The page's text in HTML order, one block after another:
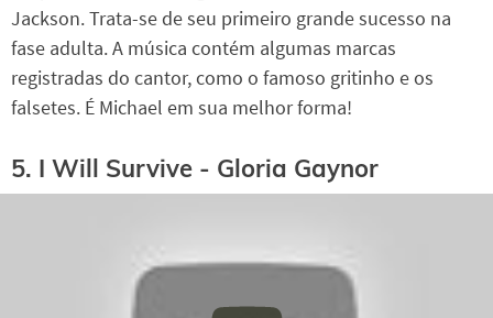
Jackson. Trata-se de seu primeiro grande sucesso na
fase adulta. A música contém algumas marcas
registradas do cantor, como o famoso gritinho e os
falsetes. É Michael em sua melhor forma!
5. I Will Survive - Gloria Gaynor